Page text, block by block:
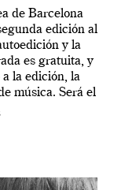
de Barcelona
edición al
y la
es gratuita, y
la edición, la
música. Será el